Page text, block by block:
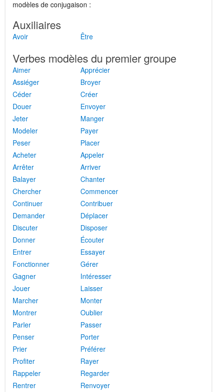
modèles de conjugaison :
Auxiliaires
Avoir Être
Verbes modèles du premier groupe
Aimer
Apprécier
Assiéger
Broyer
Céder
Créer
Douer
Envoyer
Jeter
Manger
Modeler
Payer
Peser
Placer
Acheter
Appeler
Arrêter
Arriver
Balayer
Chanter
Chercher
Commencer
Continuer
Contribuer
Demander
Déplacer
Discuter
Disposer
Donner
Écouter
Entrer
Essayer
Fonctionner
Gérer
Gagner
Intéresser
Jouer
Laisser
Marcher
Monter
Montrer
Oublier
Parler
Passer
Penser
Porter
Prier
Préférer
Profiter
Rayer
Rappeler
Regarder
Rentrer
Renvoyer